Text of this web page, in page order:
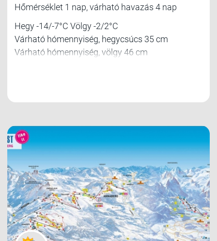
Hőmérséklet 1 nap, várható havazás 4 nap
Hegy -14/-7°C Völgy -2/2°C
Várható hómennyiség, hegycsúcs 35 cm
Várható hómennyiség, völgy 46 cm